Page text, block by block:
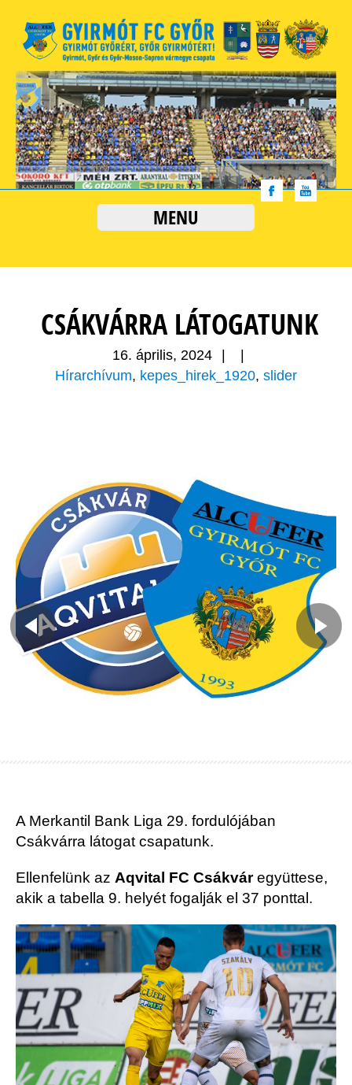
MENU
CSÁKVÁRRA LÁTOGATUNK
16. április, 2024
Hírarchívum, kepes_hirek_1920, slider
A Merkantil Bank Liga 29. fordulójában
Csákvárra látogat csapatunk.
Ellenfelünk az Aqvital FC Csákváregyüttese,
akik a tabella 9. helyét fogalják el 37 ponttal.